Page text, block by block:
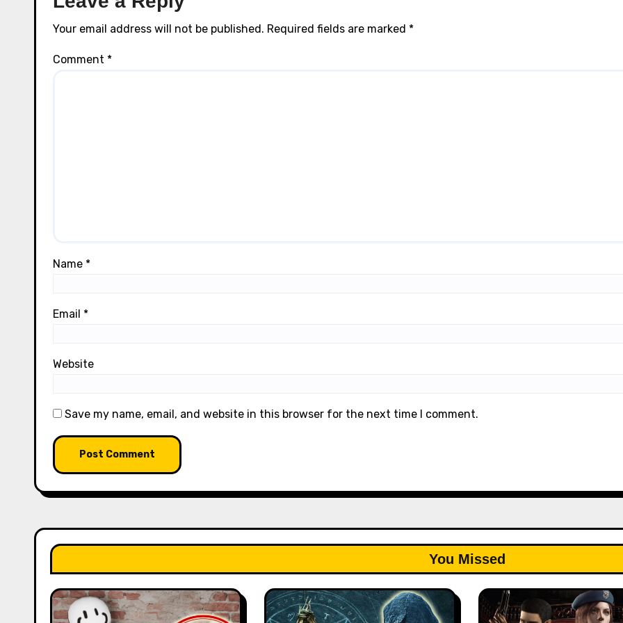
Your email address will not be published. Required fields are marked *
Comment *
Name *
Email *
Website
Save my name, email, and website in this browser for the next time I comment.
You Missed